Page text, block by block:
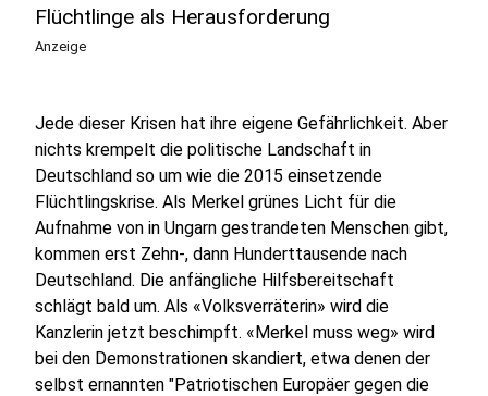
Flüchtlinge als Herausforderung
Anzeige
Jede dieser Krisen hat ihre eigene Gefährlichkeit. Aber
nichts krempelt die politische Landschaft in
Deutschland so um wie die 2015 einsetzende
Flüchtlingskrise. Als Merkel grünes Licht für die
Aufnahme von in Ungarn gestrandeten Menschen gibt,
kommen erst Zehn-, dann Hunderttausende nach
Deutschland. Die anfängliche Hilfsbereitschaft
schlägt bald um. Als «Volksverräterin» wird die
Kanzlerin jetzt beschimpft. «Merkel muss weg» wird
bei den Demonstrationen skandiert, etwa denen der
selbst ernannten "Patriotischen Europäer gegen die